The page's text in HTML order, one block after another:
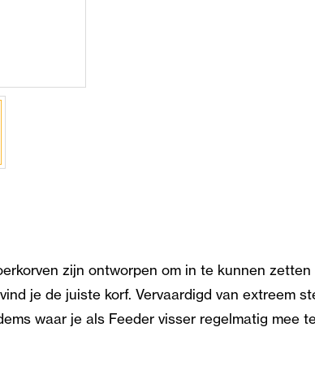
zijn ontworpen om in te kunnen
je de juiste korf. Vervaardigd van extreem
waar je als Feeder visser regelmatig mee